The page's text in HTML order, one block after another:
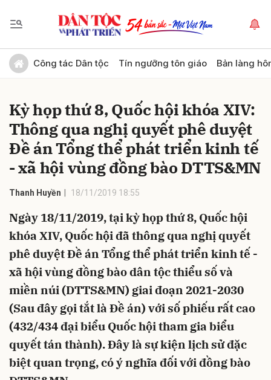
Công tác Dân tộc Tín ngưỡng tôn giáo Bản làng
Kỳ họp thứ 8, Quốc hội khóa XIV:
Thông qua nghị quyết phê duyệt
Đề án Tổng thể phát triển kinh tế
- xã hội vùng đồng bào DTTS&MN
Thanh Huyền 18/11/2019 18:55
Ngày 18/11/2019, tại kỳ họp thứ 8, Quốc hội
khóa XIV, Quốc hội đã thông qua nghị quyết
phê duyệt Đề án Tổng thể phát triển kinh tế -
xã hội vùng đồng bào dân tộc thiểu số và
miền núi (DTTS&MN) giai đoạn 2021-2030
(Sau đây gọi tắt là Đề án) với số phiếu rất cao
(432/434 đại biểu Quốc hội tham gia biểu
quyết tán thành). Đây là sự kiện lịch sử đặc
biệt quan trọng, có ý nghĩa đối với đồng bào
Gửi bình luận